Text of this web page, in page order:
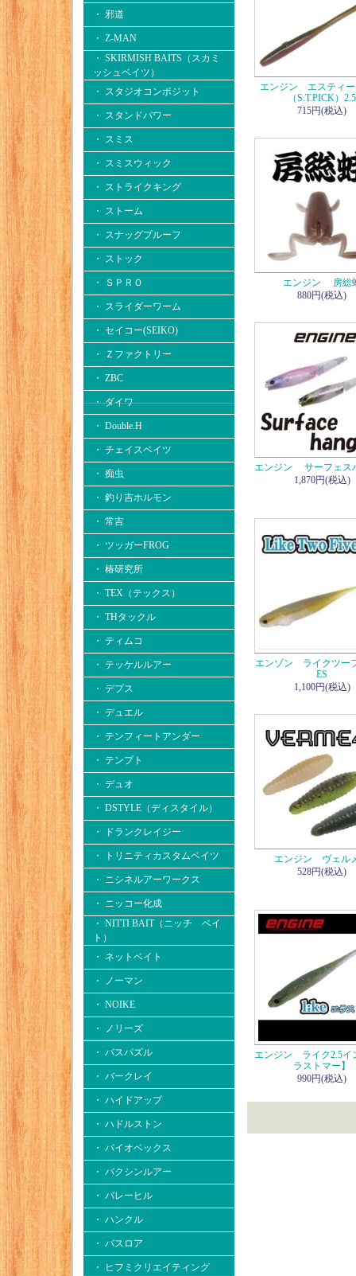
・ 邪道
・ Z-MAN
・ SKIRMISH BAITS（スカミ
ッシュベイツ）
・ スタジオコンポジット
・ スタンドパワー
・ スミス
・ スミスウィック
・ ストライクキング
・ ストーム
・ スナッグプルーフ
・ ストック
・ ＳＰＲＯ
・ スライダーワーム
・ セイコー(SEIKO)
・ Ｚファクトリー
・ ZBC
・ ダイワ
・ Double.H
・ チェイスベイツ
・ 痴虫
・ 釣り吉ホルモン
・ 常吉
・ ツッガーFROG
・ 椿研究所
・ TEX（テックス）
・ THタックル
・ ティムコ
・ テッケルルアー
・ デプス
・ デュエル
・ テンフィートアンダー
・ テンプト
・ デュオ
・ DSTYLE（ディスタイル）
・ ドランクレイジー
・ トリニティカスタムベイツ
・ ニシネルアーワークス
・ ニッコー化成
・ NITTI BAIT（ニッチ ベイ
ト）
・ ネットベイト
・ ノーマン
・ NOIKE
・ ノリーズ
・ バスパズル
・ バークレイ
・ ハイドアップ
・ ハドルストン
・ バイオベックス
・ バクシンルアー
・ バレーヒル
・ ハンクル
・ バスロア
・ ヒフミクリエイティング
エンジン エスティー
（S.T.PICK）2.5
715円(税込)
エンジン 房総
880円(税込)
エンジン サーフェス
1,870円(税込)
エンゾン ライクツー
ES
1,100円(税込)
エンジン ヴェル
528円(税込)
エンジン ライク2.5イ
ラストマー】
990円(税込)